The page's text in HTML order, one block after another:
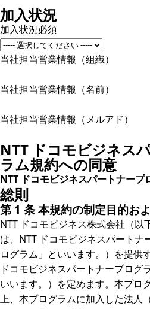
加入状況
加入状況必須
当社担当営業情報（組織）
当社担当営業情報（名前）
当社担当営業情報（メルアド）
NTT ドコモビジネス
ラム規約への同意
NTT ドコモビジネスパートナープ
総則
第 1 条 本規約の制定目的お
NTT ドコモビジネス株式会社（以
は、NTT ドコモビジネスパートナ
ログラム」といいます。）を提供
ドコモビジネスパートナープログ
いいます。）を定めます。本プロ
上、本プログラムに加入した法人